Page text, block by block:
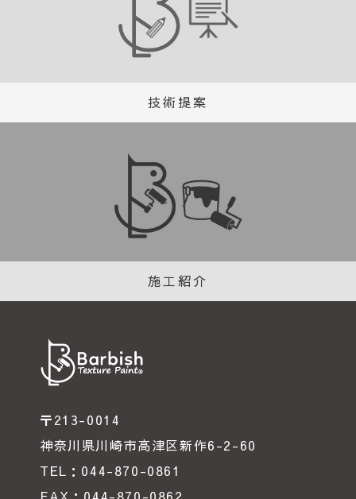
技術提案
施工紹介
〒213-0014
神奈川県川崎市高津区新作6-2-60
TEL：044-870-0861